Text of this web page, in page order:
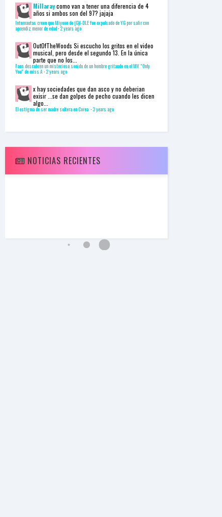
Millaraycomo van a tener una diferencia de 4
años si ambos son del 97? jajaja
Internautas creen que Miyeon de (G)I-DLE fue expulsado de YG por salir con
aprendiz menor de edad · 2 years ago
OutOfTheWoodsSi escucho los gritos en el video
musical, pero desde el segundo 13. En la única
parte que no los...
Fans descubren un misterioso sonido de un hombre gritando en el MV "Only
You" de miss A · 2 years ago
xhay sociedades que dan asco y no deberian
exisir ...se dan golpes de pecho cuando les dicen
algo...
El estigma de ser madre soltera en Corea · 3 years ago
NOTICIAS RECIENTES
E
N
T
U
M
A
I
N
KpopReplay
JENNIE - SOLO